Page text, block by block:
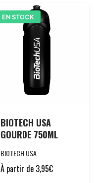
EN STOCK
BIOTECH USA
GOURDE 750ML
BIOTECH USA
À partir de 3,95€